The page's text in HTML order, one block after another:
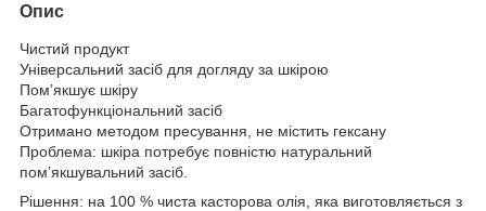
Опис
Чистий продукт
Універсальний засіб для догляду за шкірою
Пом’якшує шкіру
Багатофункціональний засіб
Отримано методом пресування, не містить гексану
Проблема: шкіра потребує повністю натуральний
пом’якшувальний засіб.
Рішення: на 100 % чиста касторова олія, яка виготовляється з